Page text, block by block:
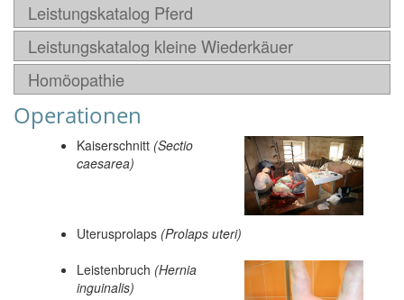
Leistungskatalog Pferd
Leistungskatalog kleine Wiederkäuer
Homöopathie
Operationen
Kaiserschnitt (Sectio
caesarea)
Uterusprolaps (Prolaps uteri)
Leistenbruch (Hernia
inguinalis)